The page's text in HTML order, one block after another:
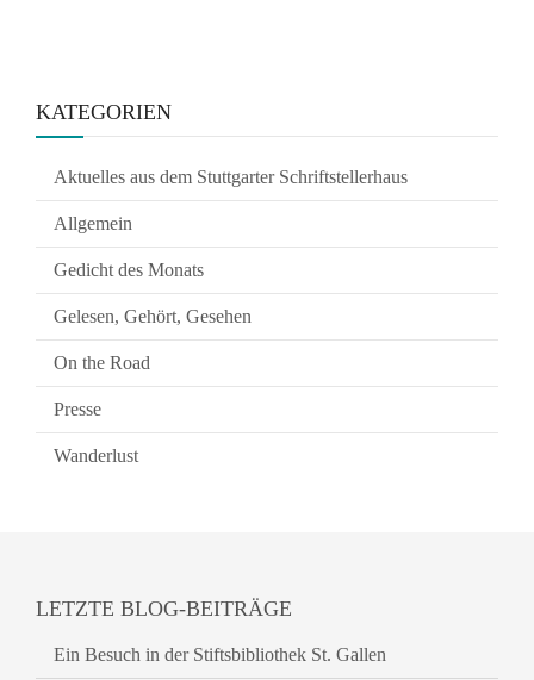
KATEGORIEN
Aktuelles aus dem Stuttgarter Schriftstellerhaus
Allgemein
Gedicht des Monats
Gelesen, Gehört, Gesehen
On the Road
Presse
Wanderlust
LETZTE BLOG-BEITRÄGE
Ein Besuch in der Stiftsbibliothek St. Gallen